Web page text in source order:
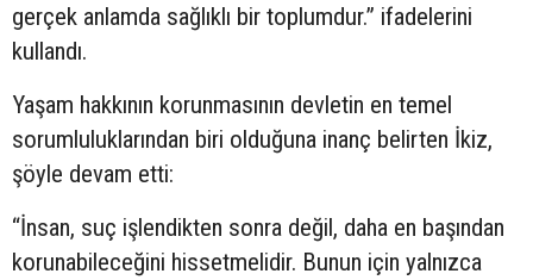
gerçek anlamda sağlıklı bir toplumdur.” ifadelerini
kullandı.
Yaşam hakkının korunmasının devletin en temel
sorumluluklarından biri olduğuna inanç belirten İkiz,
şöyle devam etti:
“İnsan, suç işlendikten sonra değil, daha en başından
korunabileceğini hissetmelidir. Bunun için yalnızca